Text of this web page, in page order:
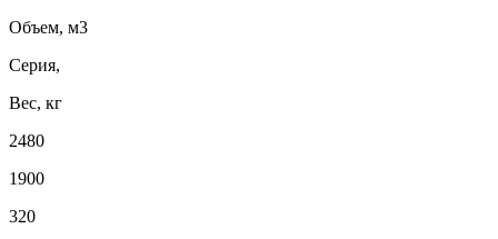
Объем, м3
Серия,
Вес, кг
2480
1900
320